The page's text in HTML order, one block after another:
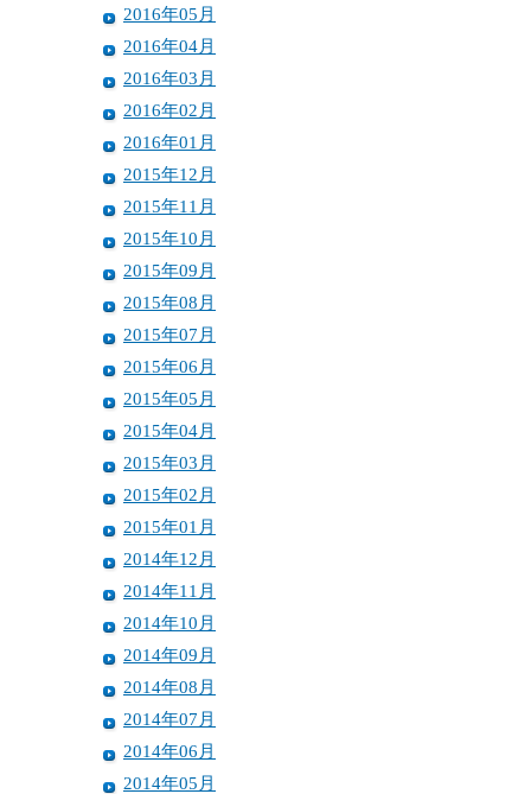
2016年05月
2016年04月
2016年03月
2016年02月
2016年01月
2015年12月
2015年11月
2015年10月
2015年09月
2015年08月
2015年07月
2015年06月
2015年05月
2015年04月
2015年03月
2015年02月
2015年01月
2014年12月
2014年11月
2014年10月
2014年09月
2014年08月
2014年07月
2014年06月
2014年05月